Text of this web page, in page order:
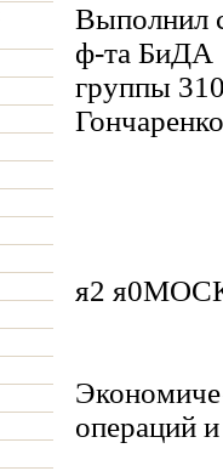
Выполнил
ф-та БиДА
группы
я2
операций